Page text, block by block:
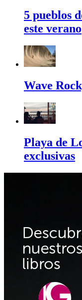
5 pueblos
este verano
Wave
Playa de
exclusivas